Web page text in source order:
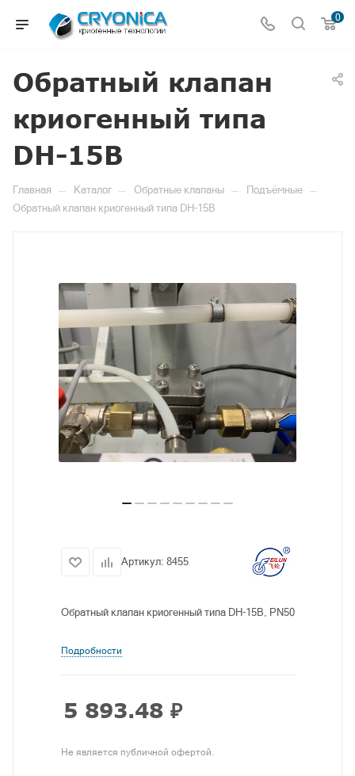
0
Обратный клапан
криогенный типа
DH-15B
Главная — Каталог — Обратные клапаны — Подъёмные —
Обратный клапан криогенный типа DH-15B
Артикул: 8455
Обратный клапан криогенный типа DH-15B, PN50
Подробности
5 893.48₽
Не является публичной офертой.